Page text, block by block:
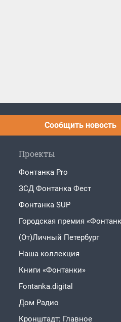
Сообщить новость
Проекты
Фонтанка Pro
ЗСД Фонтанка Фест
Фонтанка SUP
Городская премия
(От)Личный Петербург
Наша коллекция
Книги «Фонтанки»
Fontanka.digital
Дом Радио
Кронштадт: Главное